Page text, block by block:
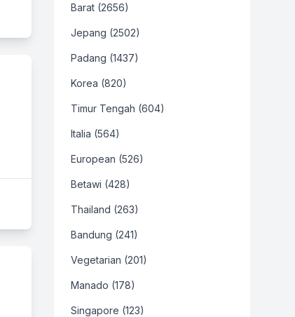
Barat (2656)
Jepang (2502)
Padang (1437)
Korea (820)
Timur Tengah (604)
Italia (564)
European (526)
Betawi (428)
Thailand (263)
Bandung (241)
Vegetarian (201)
Manado (178)
Singapore (123)